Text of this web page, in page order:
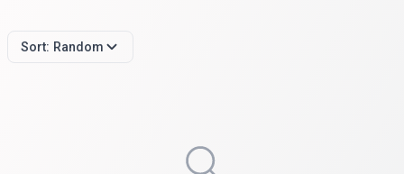
Sort: Random